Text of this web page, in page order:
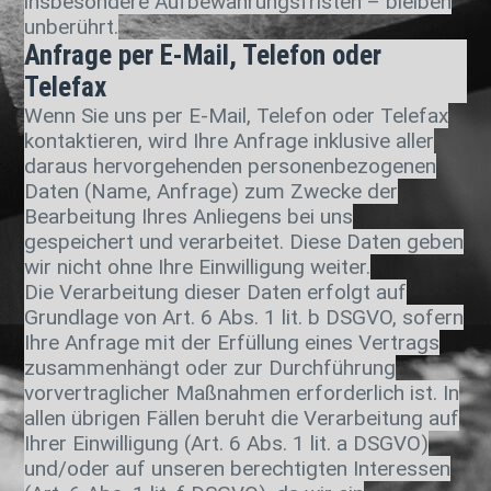
unberührt.
Anfrage per E-Mail, Telefon oder
Telefax
Wenn Sie uns per E-Mail, Telefon oder Telefax
kontaktieren, wird Ihre Anfrage inklusive aller
daraus hervorgehenden personenbezogenen
Daten (Name, Anfrage) zum Zwecke der
Bearbeitung Ihres Anliegens bei uns
gespeichert und verarbeitet. Diese Daten geben
wir nicht ohne Ihre Einwilligung weiter.
Die Verarbeitung dieser Daten erfolgt auf
Grundlage von Art. 6 Abs. 1 lit. b DSGVO, sofern
Ihre Anfrage mit der Erfüllung eines Vertrags
zusammenhängt oder zur Durchführung
vorvertraglicher Maßnahmen erforderlich ist. In
allen übrigen Fällen beruht die Verarbeitung auf
Ihrer Einwilligung (Art. 6 Abs. 1 lit. a DSGVO)
und/oder auf unseren berechtigten Interessen